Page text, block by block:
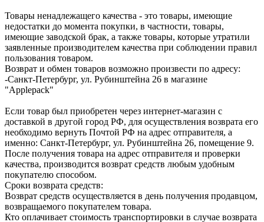
Товары ненадлежащего качества - это товары, имеющие
недостатки до момента покупки, в частности, товары,
имеющие заводской брак, а также товары, которые утратили
заявленные производителем качества при соблюдении правил
пользования товаром.
Возврат и обмен товаров возможно произвести по адресу:
-Санкт-Петербург, ул. Рубинштейна 26 в магазине
"Applepack"
Если товар был приобретен через интернет-магазин с
доставкой в другой город РФ, для осуществления возврата его
необходимо вернуть Почтой РФ на адрес отправителя, а
именно: Санкт-Петербург, ул. Рубинштейна 26, помещение 9.
После получения товара на адрес отправителя и проверки
качества, производится возврат средств любым удобным
покупателю способом.
Сроки возврата средств:
Возврат средств осуществляется в день получения продавцом,
возвращаемого покупателем товара.
Кто оплачивает стоимость транспортировки в случае возврата